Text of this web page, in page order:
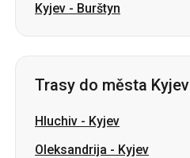
Kyjev - Burštyn
Trasy do města Kyjev
Hluchiv - Kyjev
Oleksandrija - Kyjev